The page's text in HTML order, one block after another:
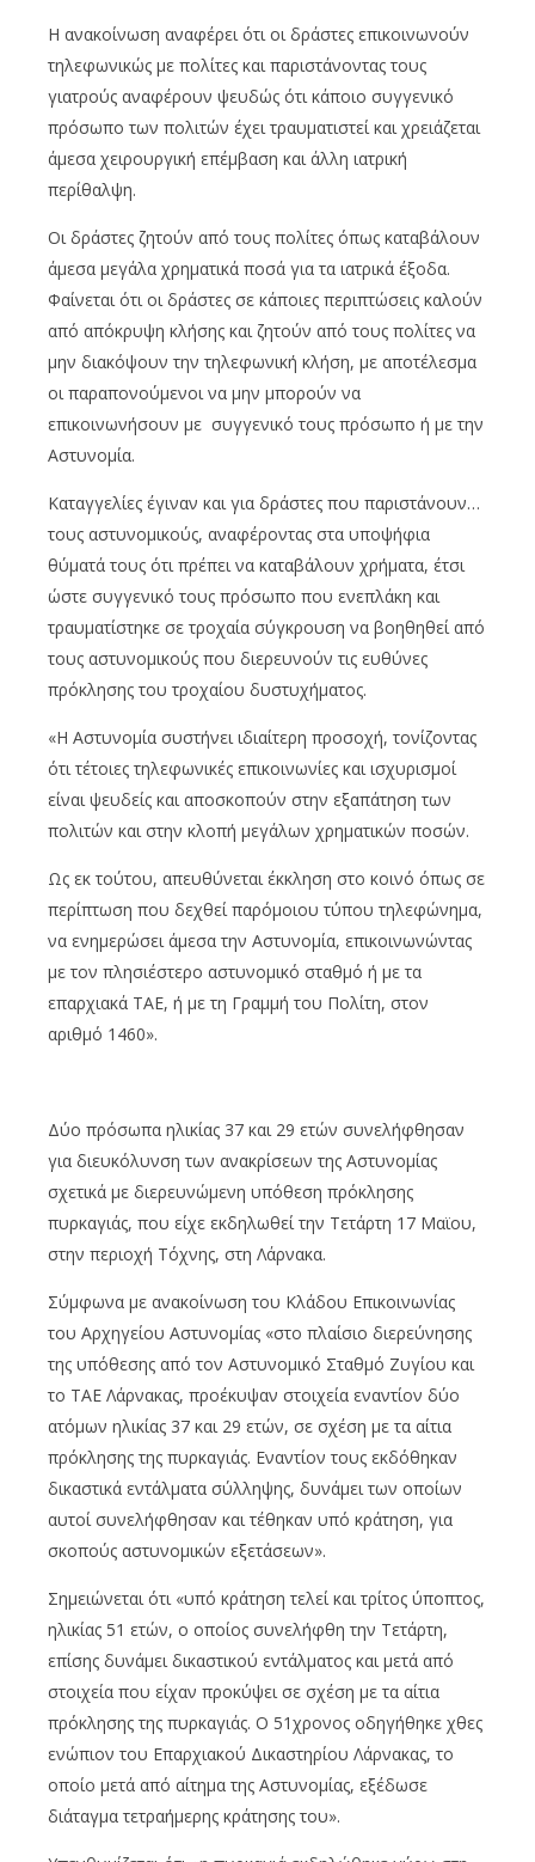
Η ανακοίνωση αναφέρει ότι οι δράστες επικοινωνούν
τηλεφωνικώς με πολίτες και παριστάνοντας τους
γιατρούς αναφέρουν ψευδώς ότι κάποιο συγγενικό
πρόσωπο των πολιτών έχει τραυματιστεί και χρειάζεται
άμεσα χειρουργική επέμβαση και άλλη ιατρική
περίθαλψη.
Οι δράστες ζητούν από τους πολίτες όπως καταβάλουν
άμεσα μεγάλα χρηματικά ποσά για τα ιατρικά έξοδα.
Φαίνεται ότι οι δράστες σε κάποιες περιπτώσεις καλούν
από απόκρυψη κλήσης και ζητούν από τους πολίτες να
μην διακόψουν την τηλεφωνική κλήση, με αποτέλεσμα
οι παραπονούμενοι να μην μπορούν να
επικοινωνήσουν με συγγενικό τους πρόσωπο ή με την
Αστυνομία.
Καταγγελίες έγιναν και για δράστες που παριστάνουν…
τους αστυνομικούς, αναφέροντας στα υποψήφια
θύματά τους ότι πρέπει να καταβάλουν χρήματα, έτσι
ώστε συγγενικό τους πρόσωπο που ενεπλάκη και
τραυματίστηκε σε τροχαία σύγκρουση να βοηθηθεί από
τους αστυνομικούς που διερευνούν τις ευθύνες
πρόκλησης του τροχαίου δυστυχήματος.
«Η Αστυνομία συστήνει ιδιαίτερη προσοχή, τονίζοντας
ότι τέτοιες τηλεφωνικές επικοινωνίες και ισχυρισμοί
είναι ψευδείς και αποσκοπούν στην εξαπάτηση των
πολιτών και στην κλοπή μεγάλων χρηματικών ποσών.
Ως εκ τούτου, απευθύνεται έκκληση στο κοινό όπως σε
περίπτωση που δεχθεί παρόμοιου τύπου τηλεφώνημα,
να ενημερώσει άμεσα την Αστυνομία, επικοινωνώντας
με τον πλησιέστερο αστυνομικό σταθμό ή με τα
επαρχιακά ΤΑΕ, ή με τη Γραμμή του Πολίτη, στον
αριθμό 1460».
Δύο πρόσωπα ηλικίας 37 και 29 ετών συνελήφθησαν
για διευκόλυνση των ανακρίσεων της Αστυνομίας
σχετικά με διερευνώμενη υπόθεση πρόκλησης
πυρκαγιάς, που είχε εκδηλωθεί την Τετάρτη 17 Μαϊου,
στην περιοχή Τόχνης, στη Λάρνακα.
Σύμφωνα με ανακοίνωση του Κλάδου Επικοινωνίας
του Αρχηγείου Αστυνομίας «στο πλαίσιο διερεύνησης
της υπόθεσης από τον Αστυνομικό Σταθμό Ζυγίου και
το ΤΑΕ Λάρνακας, προέκυψαν στοιχεία εναντίον δύο
ατόμων ηλικίας 37 και 29 ετών, σε σχέση με τα αίτια
πρόκλησης της πυρκαγιάς. Εναντίον τους εκδόθηκαν
δικαστικά εντάλματα σύλληψης, δυνάμει των οποίων
αυτοί συνελήφθησαν και τέθηκαν υπό κράτηση, για
σκοπούς αστυνομικών εξετάσεων».
Σημειώνεται ότι «υπό κράτηση τελεί και τρίτος ύποπτος,
ηλικίας 51 ετών, ο οποίος συνελήφθη την Τετάρτη,
επίσης δυνάμει δικαστικού εντάλματος και μετά από
στοιχεία που είχαν προκύψει σε σχέση με τα αίτια
πρόκλησης της πυρκαγιάς. Ο 51χρονος οδηγήθηκε χθες
ενώπιον του Επαρχιακού Δικαστηρίου Λάρνακας, το
οποίο μετά από αίτημα της Αστυνομίας, εξέδωσε
διάταγμα τετραήμερης κράτησης του».